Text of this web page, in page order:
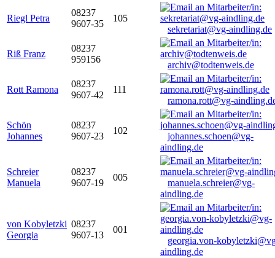
Riegl Petra
08237
9607-35
105
sekretariat@vg-aindling.de
Riß Franz
08237
959156
archiv@todtenweis.de
Rott Ramona
08237
9607-42
111
ramona.rott@vg-
Schön
Johannes
08237
9607-23
102
johannes.schoen@vg-
aindling.de
Schreier
Manuela
08237
9607-19
005
manuela.schreier@vg-
aindling.de
von Kobyletzki
Georgia
08237
9607-13
001
georgia.von-
aindling.de